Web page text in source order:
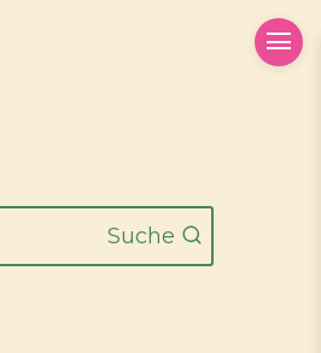
Suche